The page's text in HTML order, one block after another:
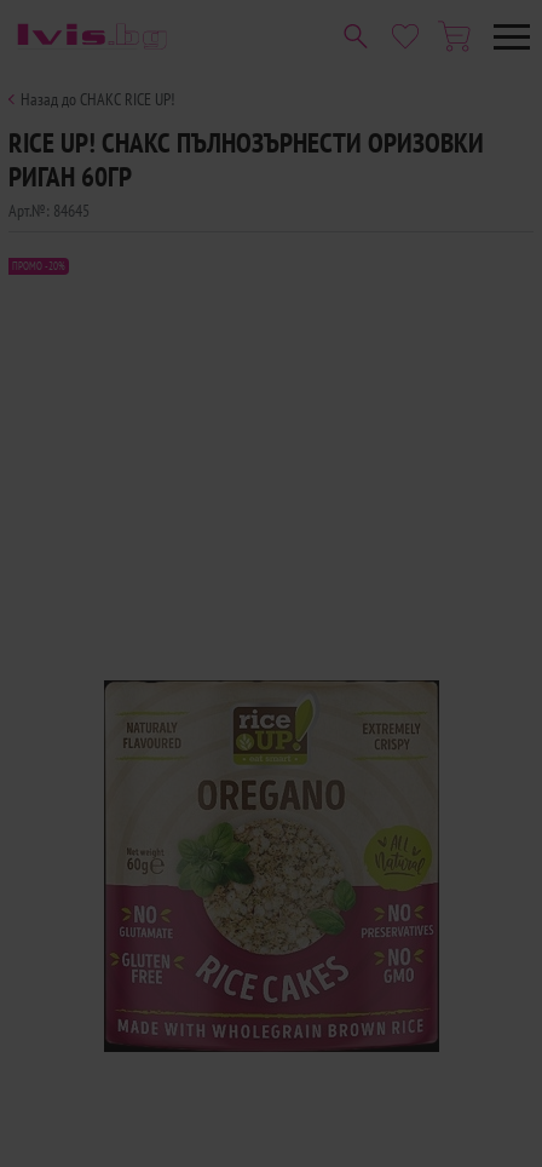
Назад до СНАКС RICE UP!
RICE UP! СНАКС ПЪЛНОЗЪРНЕСТИ ОРИЗОВКИ
РИГАН 60ГР
Арт.№: 84645
ПРОМО -20%